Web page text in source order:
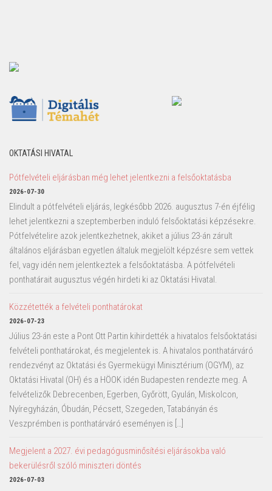
OKTATÁSI HIVATAL
Pótfelvételi eljárásban még lehet jelentkezni a felsőoktatásba
2026-07-30
Elindult a pótfelvételi eljárás, legkésőbb 2026. augusztus 7-én éjfélig
lehet jelentkezni a szeptemberben induló felsőoktatási képzésekre.
Pótfelvételire azok jelentkezhetnek, akiket a július 23-án zárult
általános eljárásban egyetlen általuk megjelölt képzésre sem vettek
fel, vagy idén nem jelentkeztek a felsőoktatásba. A pótfelvételi
ponthatárait augusztus végén hirdeti ki az Oktatási Hivatal.
Közzétették a felvételi ponthatárokat
2026-07-23
Július 23-án este a Pont Ott Partin kihirdették a hivatalos felsőoktatási
felvételi ponthatárokat, és megjelentek is. A hivatalos ponthatárváró
rendezvényt az Oktatási és Gyermekügyi Minisztérium (OGYM), az
Oktatási Hivatal (OH) és a HÖOK idén Budapesten rendezte meg. A
felvételizők Debrecenben, Egerben, Győrött, Gyulán, Miskolcon,
Nyíregyházán, Óbudán, Pécsett, Szegeden, Tatabányán és
Veszprémben is ponthatárváró eseményen is […]
Megjelent a 2027. évi pedagógusminősítési eljárásokba való
bekerülésről szóló miniszteri döntés
2026-07-03